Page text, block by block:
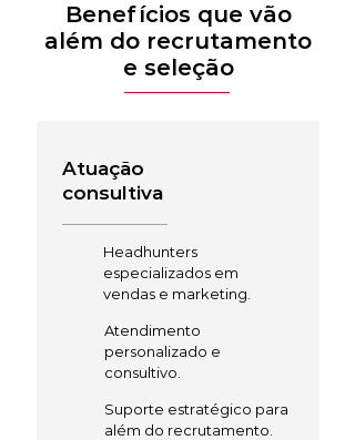
Benefícios que vão
além do recrutamento
e seleção
Atuação
consultiva
Headhunters
especializados em
vendas e marketing.
Atendimento
personalizado e
consultivo.
Suporte estratégico para
além do recrutamento.